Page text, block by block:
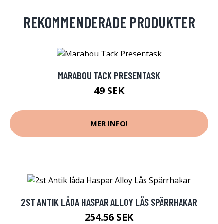
REKOMMENDERADE PRODUKTER
MARABOU TACK PRESENTASK
49 SEK
MER INFO!
2ST ANTIK LÅDA HASPAR ALLOY LÅS SPÄRRHAKAR
254.56 SEK